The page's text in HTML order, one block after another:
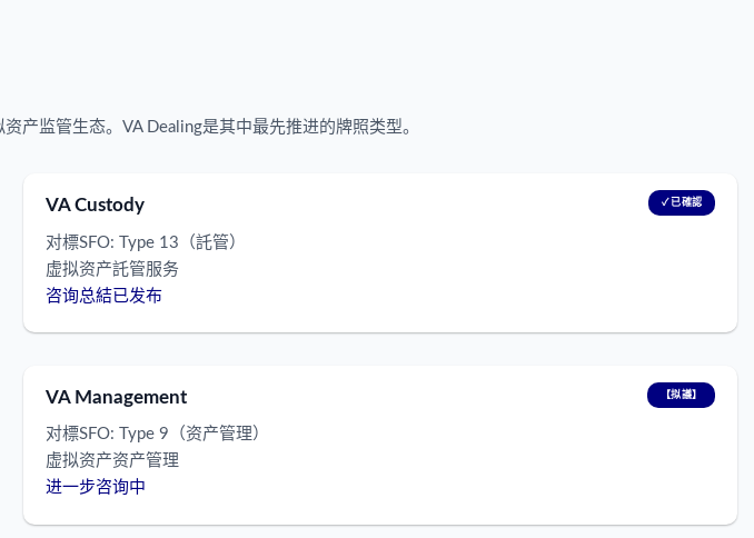
产监管生态。VA Dealing是其中最先推进的牌照类型。
VA Custody
对標SFO: Type 13（託管）
虚拟资产託管服务
咨询总結已发布
✓ 已確認
VA Management
对標SFO: Type 9（资产管理）
虚拟资产资产管理
进一步咨询中
【拟議】